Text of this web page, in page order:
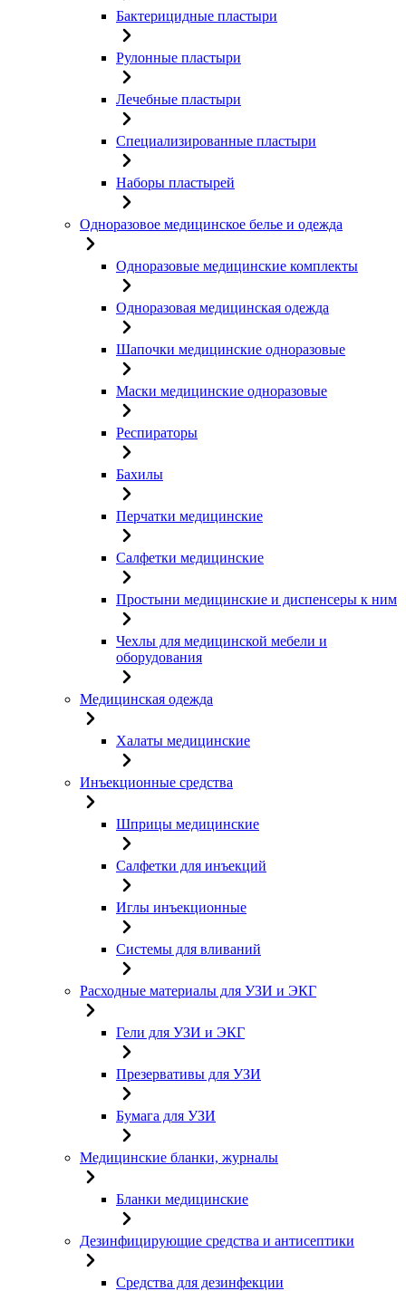
Бактерицидные пластыри
Рулонные пластыри
Лечебные пластыри
Специализированные пластыри
Наборы пластырей
Одноразовое медицинское белье и одежда
Одноразовые медицинские комплекты
Одноразовая медицинская одежда
Шапочки медицинские одноразовые
Маски медицинские одноразовые
Респираторы
Бахилы
Перчатки медицинские
Салфетки медицинские
Простыни медицинские и диспенсеры к ним
Чехлы для медицинской мебели и
оборудования
Медицинская одежда
Халаты медицинские
Инъекционные средства
Шприцы медицинские
Салфетки для инъекций
Иглы инъекционные
Системы для вливаний
Расходные материалы для УЗИ и ЭКГ
Гели для УЗИ и ЭКГ
Презервативы для УЗИ
Бумага для УЗИ
Медицинские бланки, журналы
Бланки медицинские
Дезинфицирующие средства и антисептики
Средства для дезинфекции